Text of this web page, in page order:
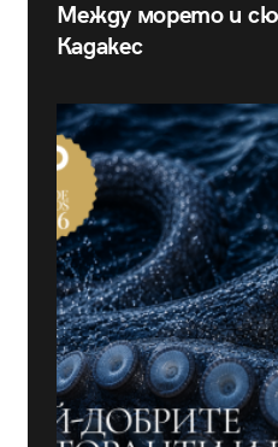
Между морето и
Кадакес